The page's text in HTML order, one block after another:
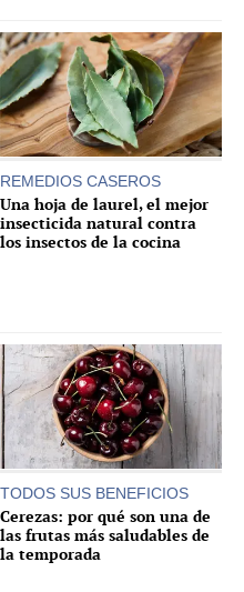
REMEDIOS CASEROS
Una hoja de laurel, el mejor
insecticida natural contra
los insectos de la cocina
TODOS SUS BENEFICIOS
Cerezas: por qué son una de
las frutas más saludables de
la temporada